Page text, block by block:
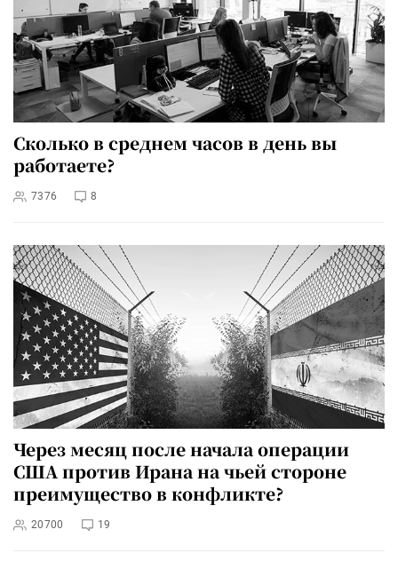
Сколько в среднем часов в день вы
работаете?
7376 8
Через месяц после начала операции
США против Ирана на чьей стороне
преимущество в конфликте?
20700 19